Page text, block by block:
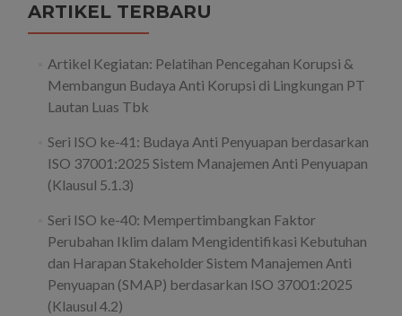
ARTIKEL TERBARU
Artikel Kegiatan: Pelatihan Pencegahan Korupsi &
Membangun Budaya Anti Korupsi di Lingkungan PT
Lautan Luas Tbk
Seri ISO ke-41: Budaya Anti Penyuapan berdasarkan
ISO 37001:2025 Sistem Manajemen Anti Penyuapan
(Klausul 5.1.3)
Seri ISO ke-40: Mempertimbangkan Faktor
Perubahan Iklim dalam Mengidentifikasi Kebutuhan
dan Harapan Stakeholder Sistem Manajemen Anti
Penyuapan (SMAP) berdasarkan ISO 37001:2025
(Klausul 4.2)